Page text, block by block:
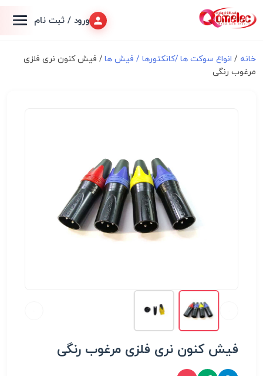
ورود / ثبت نام
خانه / انواع سوكت ها /کانکتورها / فیش ها/ فیش کنون نری فلزی
مرغوب رنگی
فیش کنون نری فلزی مرغوب رنگی